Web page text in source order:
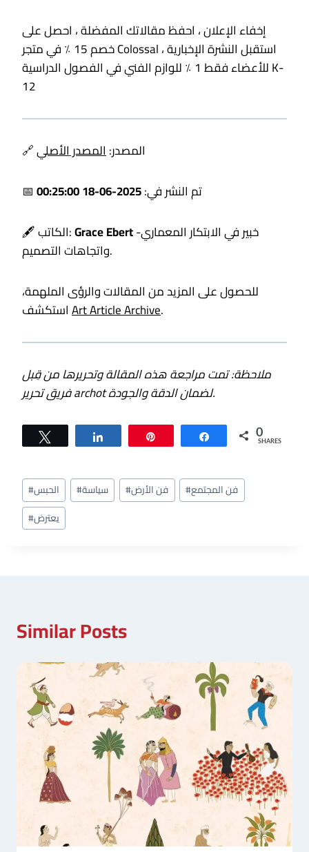
إخفاء الإعلان ، احفظ مقالاتك المفضلة ، احصل على
خصم 15 ٪ في متجر Colossal ، استقبل النشرة الإخبارية
للأعضاء فقط 1 ٪ للوازم الفني في الفصول الدراسية K-
12
🔗 المصدر:المصدر الأصلي
📅 تم النشر في:2025-06-18 00:25:00
🖋️ الكاتب:Grace Ebert-خبير في الابتكار المعماري
واتجاهات التصميم.
للحصول على المزيد من المقالات والرؤى الملهمة،
Art Article Archive.
ملاحظة: تمت مراجعة هذه المقالة وتحريرها من قِبل
فريق تحرير archot لضمان الدقة والجودة.
Share 0
SHARES
Post
Tags:
#الحبس #سياسة #فن الأرض #فن المجتمع
#يعترض
Similar Posts